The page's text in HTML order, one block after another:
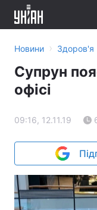
Новини › Здоров'я
Супрун
офісі
09:16, 12.11.19